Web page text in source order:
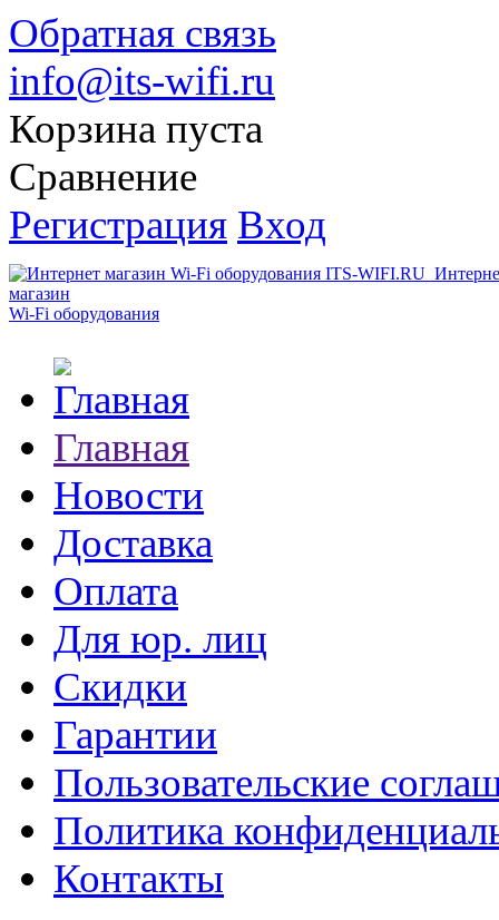
Обратная связь
info@its-wifi.ru
Корзина пуста
Сравнение
Регистрация Вход
магазин
Wi-Fi оборудования
Главная
Новости
Доставка
Оплата
Для юр. лиц
Скидки
Гарантии
Пользовательские
Политика
Контакты